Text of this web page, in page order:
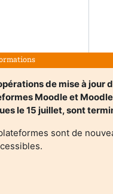
de mise à jour
Moodle et
le 15 juillet, sont
sont de
required
Os visitantes não podem